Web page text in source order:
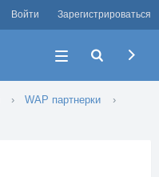
Войти Зарегистрироваться
WAP партнерки